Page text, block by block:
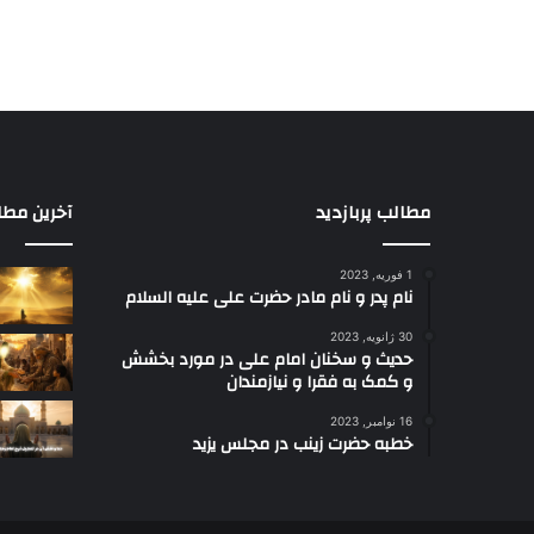
مطالب پربازدید
1 فوریه, 2023
نام پدر و نام مادر حضرت علی علیه السلام
30 ژانویه, 2023
حدیث و سخنان امام علی در مورد بخشش
و کمک به فقرا و نیازمندان
16 نوامبر, 2023
خطبه حضرت زینب در مجلس یزید
آخرین